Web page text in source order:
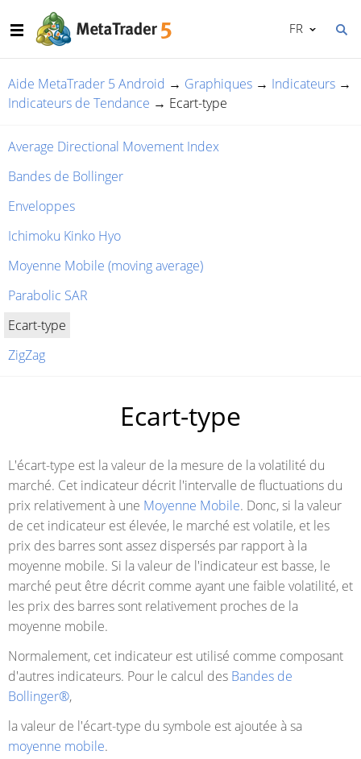
FR
Aide MetaTrader 5 Android → Graphiques → Indicateurs →
Indicateurs de Tendance → Ecart-type
Average Directional Movement Index
Bandes de Bollinger
Enveloppes
Ichimoku Kinko Hyo
Moyenne Mobile (moving average)
Parabolic SAR
Ecart-type
ZigZag
Ecart-type
L'écart-type est la valeur de la mesure de la volatilité du
marché. Cet indicateur décrit l'intervalle de fluctuations du
prix relativement à une Moyenne Mobile. Donc, si la valeur
de cet indicateur est élevée, le marché est volatile, et les
prix des barres sont assez dispersés par rapport à la
moyenne mobile. Si la valeur de l'indicateur est basse, le
marché peut être décrit comme ayant une faible volatilité, et
les prix des barres sont relativement proches de la
moyenne mobile.
Normalement, cet indicateur est utilisé comme composant
d'autres indicateurs. Pour le calcul des Bandes de
Bollinger®,
la valeur de l'écart-type du symbole est ajoutée à sa
moyenne mobile.